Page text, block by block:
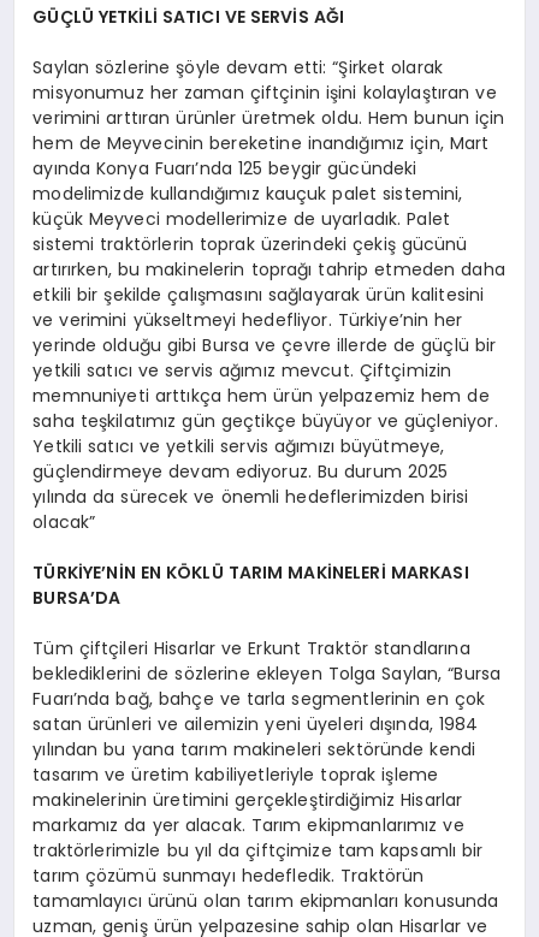
GÜÇLÜ YETKİLİ SATICI VE SERVİS AĞI
Saylan sözlerine şöyle devam etti: “Şirket olarak
misyonumuz her zaman çiftçinin işini kolaylaştıran ve
verimini arttıran ürünler üretmek oldu. Hem bunun için
hem de Meyvecinin bereketine inandığımız için, Mart
ayında Konya Fuarı’nda 125 beygir gücündeki
modelimizde kullandığımız kauçuk palet sistemini,
küçük Meyveci modellerimize de uyarladık. Palet
sistemi traktörlerin toprak üzerindeki çekiş gücünü
artırırken, bu makinelerin toprağı tahrip etmeden daha
etkili bir şekilde çalışmasını sağlayarak ürün kalitesini
ve verimini yükseltmeyi hedefliyor. Türkiye’nin her
yerinde olduğu gibi Bursa ve çevre illerde de güçlü bir
yetkili satıcı ve servis ağımız mevcut. Çiftçimizin
memnuniyeti arttıkça hem ürün yelpazemiz hem de
saha teşkilatımız gün geçtikçe büyüyor ve güçleniyor.
Yetkili satıcı ve yetkili servis ağımızı büyütmeye,
güçlendirmeye devam ediyoruz. Bu durum 2025
yılında da sürecek ve önemli hedeflerimizden birisi
olacak”
TÜRKİYE’NİN EN KÖKLÜ TARIM MAKİNELERİ MARKASI
BURSA’DA
Tüm çiftçileri Hisarlar ve Erkunt Traktör standlarına
beklediklerini de sözlerine ekleyen Tolga Saylan, “Bursa
Fuarı’nda bağ, bahçe ve tarla segmentlerinin en çok
satan ürünleri ve ailemizin yeni üyeleri dışında, 1984
yılından bu yana tarım makineleri sektöründe kendi
tasarım ve üretim kabiliyetleriyle toprak işleme
makinelerinin üretimini gerçekleştirdiğimiz Hisarlar
markamız da yer alacak. Tarım ekipmanlarımız ve
traktörlerimizle bu yıl da çiftçimize tam kapsamlı bir
tarım çözümü sunmayı hedefledik. Traktörün
tamamlayıcı ürünü olan tarım ekipmanları konusunda
uzman, geniş ürün yelpazesine sahip olan Hisarlar ve